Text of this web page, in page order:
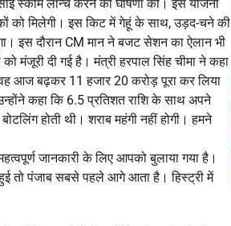
स्कीम लॉन्च करने की घोषणा की। इस योजना
को मिलेगी। इस किट में गेहूं के साथ, उड़द-चने की
इस दौरान CM मान ने बजट सेशन का ऐलान भी
मंजूरी दी गई है। मंत्री हरपाल सिंह चीमा ने कहा
आज बढ़कर 11 हजार 20 करोड़ पूरा कर लिया
कहा कि 6.5 प्रतिशत राशि के साथ अपने
होती थी। शराब महंगी नहीं होगी। हमने
जानकारी के लिए आपको बुलाया गया है।
तो पंजाब सबसे पहले आगे आता है। हिस्ट्री में